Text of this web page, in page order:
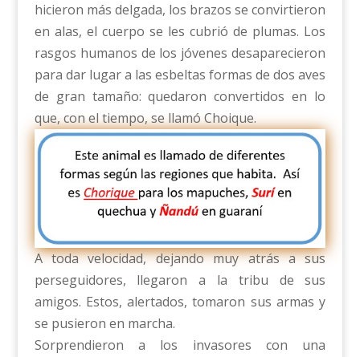
hicieron más delgada, los brazos se convirtieron
en alas, el cuerpo se les cubrió de plumas. Los
rasgos humanos de los jóvenes desaparecieron
para dar lugar a las esbeltas formas de dos aves
de gran tamaño: quedaron convertidos en lo
que, con el tiempo, se llamó Choique.
A toda velocidad, dejando muy atrás a sus
perseguidores, llegaron a la tribu de sus
amigos. Estos, alertados, tomaron sus armas y
se pusieron en marcha.
Sorprendieron a los invasores con una